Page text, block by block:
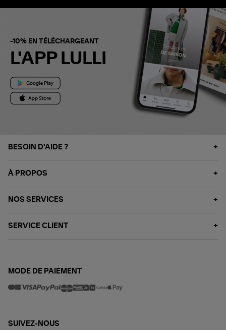
-10% EN TÉLÉCHARGEANT
L'APP LULLI
BESOIN D'AIDE ?
À PROPOS
NOS SERVICES
SERVICE CLIENT
MODE DE PAIEMENT
SUIVEZ-NOUS